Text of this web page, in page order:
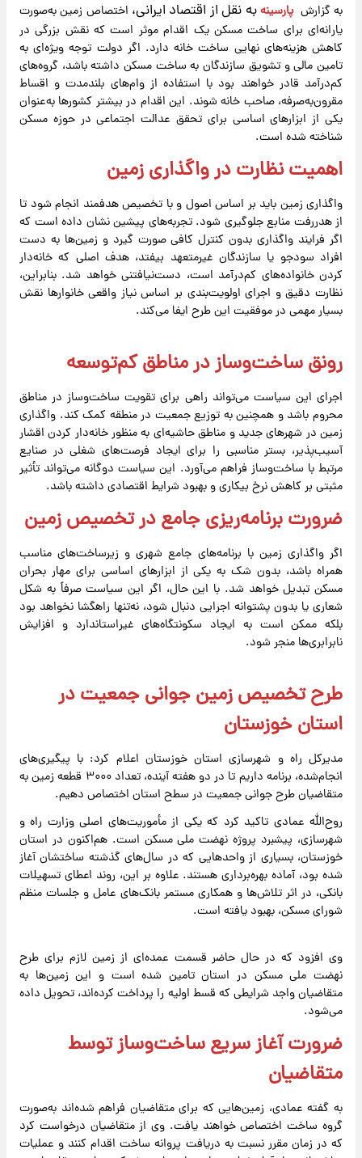
به گزارش پارسینه به نقل از اقتصاد ایرانی، اختصاص زمین به‌صورت
یارانه‌ای برای ساخت مسکن یک اقدام موثر است که نقش بزرگی در
کاهش هزینه‌های نهایی ساخت خانه دارد. اگر دولت توجه ویژه‌ای به
تامین مالی و تشویق سازندگان به ساخت مسکن داشته باشد، گروه‌های
کم‌درآمد قادر خواهند بود با استفاده از وام‌های بلندمدت و اقساط
مقرون‌به‌صرفه، صاحب خانه شوند. این اقدام در بیشتر کشورها به‌عنوان
یکی از ابزارهای اساسی برای تحقق عدالت اجتماعی در حوزه مسکن
شناخته شده است.
اهمیت نظارت در واگذاری زمین
واگذاری زمین باید بر اساس اصول و با تخصیص هدفمند انجام شود تا
از هدررفت منابع جلوگیری شود. تجربه‌های پیشین نشان داده است که
اگر فرایند واگذاری بدون کنترل کافی صورت گیرد و زمین‌ها به دست
افراد سودجو یا سازندگان غیرمتعهد بیفتد، هدف اصلی که خانه‌دار
کردن خانواده‌های کم‌درآمد است، دست‌نیافتنی خواهد شد. بنابراین،
نظارت دقیق و اجرای اولویت‌بندی بر اساس نیاز واقعی خانوارها نقش
بسیار مهمی در موفقیت این طرح ایفا می‌کند.
رونق ساخت‌وساز در مناطق کم‌توسعه
اجرای این سیاست می‌تواند راهی برای تقویت ساخت‌وساز در مناطق
محروم باشد و همچنین به توزیع جمعیت در منطقه کمک کند. واگذاری
زمین در شهرهای جدید و مناطق حاشیه‌ای به منظور خانه‌دار کردن اقشار
آسیب‌پذیر، بستر مناسبی را برای ایجاد فرصت‌های شغلی در صنایع
مرتبط با ساخت‌وساز فراهم می‌آورد. این سیاست دوگانه می‌تواند تأثیر
مثبتی بر کاهش نرخ بیکاری و بهبود شرایط اقتصادی داشته باشد.
ضرورت برنامه‌ریزی جامع در تخصیص زمین
اگر واگذاری زمین با برنامه‌های جامع شهری و زیرساخت‌های مناسب
همراه باشد، بدون شک به یکی از ابزارهای اساسی برای مهار بحران
مسکن تبدیل خواهد شد. با این حال، اگر این سیاست صرفاً به شکل
شعاری یا بدون پشتوانه اجرایی دنبال شود، نه‌تنها راهگشا نخواهد بود
بلکه ممکن است به ایجاد سکونتگاه‌های غیراستاندارد و افزایش
نابرابری‌ها منجر شود.
طرح تخصیص زمین جوانی جمعیت در
استان خوزستان
مدیرکل راه و شهرسازی استان خوزستان اعلام کرد: با پیگیری‌های
انجام‌شده، برنامه داریم تا در دو هفته آینده، تعداد ۳۰۰۰ قطعه زمین به
متقاضیان طرح جوانی جمعیت در سطح استان اختصاص دهیم.
روح‌الله عمادی تاکید کرد که یکی از مأموریت‌های اصلی وزارت راه و
شهرسازی، پیشبرد پروژه نهضت ملی مسکن است. هم‌اکنون در استان
خوزستان، بسیاری از واحدهایی که در سال‌های گذشته ساختشان آغاز
شده بود، آماده بهره‌برداری هستند. علاوه بر این، روند اعطای تسهیلات
بانکی، در اثر تلاش‌ها و همکاری مستمر بانک‌های عامل و جلسات منظم
شورای مسکن، بهبود یافته است.
وی افزود که در حال حاضر قسمت عمده‌ای از زمین لازم برای طرح
نهضت ملی مسکن در استان تامین شده است و این زمین‌ها به
متقاضیان واجد شرایطی که قسط اولیه را پرداخت کرده‌اند، تحویل داده
می‌شود.
ضرورت آغاز سریع ساخت‌وساز توسط
متقاضیان
به گفته عمادی، زمین‌هایی که برای متقاضیان فراهم شده‌اند به‌صورت
گروه‌ ساخت اختصاص خواهند یافت. وی از متقاضیان درخواست کرد
که در زمان مقرر نسبت به دریافت پروانه ساخت اقدام کنند و عملیات